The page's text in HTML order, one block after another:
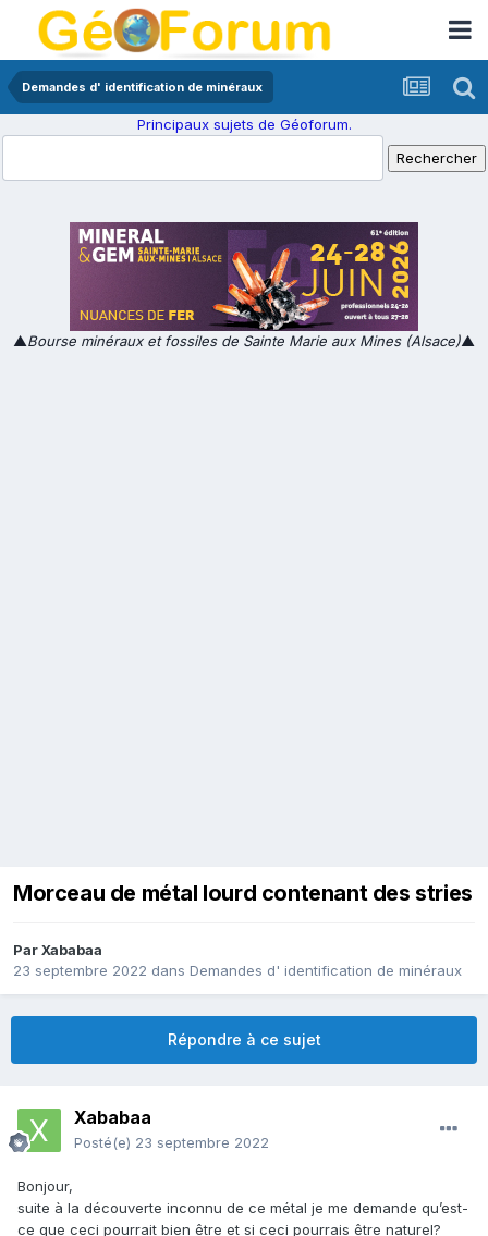
Demandes d' identification de minéraux
Principaux sujets de Géoforum.
▲Bourse minéraux et fossiles de Sainte Marie aux Mines (Alsace)▲
Morceau de métal lourd contenant des stries
ParXababaa
23 septembre 2022 dans Demandes d' identification de minéraux
Répondre à ce sujet
Xababaa
Posté(e) 23 septembre 2022
Bonjour,
suite à la découverte inconnu de ce métal je me demande qu’est-
ce que ceci pourrait bien être et si ceci pourrais être naturel?